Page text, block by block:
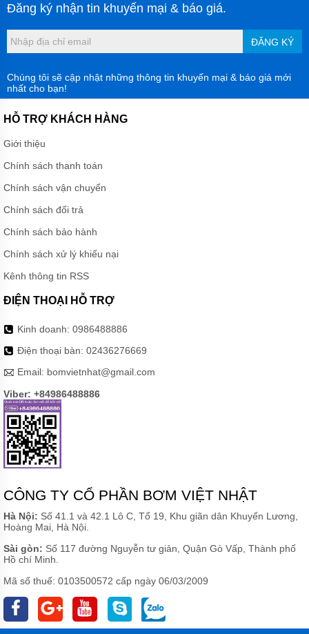
máy hút bụi trên xe ô tô làm 3 loại chính sau:
cầm tay, là dòng máy có công suất nhỏ, thiết kế nhỏ
gọn, linh hoạt dễ dàng di chuyển. Với giá thành khá rẻ,
là sản phẩm thích hợp với những người không có thời
gian mang xe đến tiệm để vệ sinh thường xuyên.
Nhưng dòng máy này có nhược điểm rất lớn là không
nên lực hút không được mạnh.
Máy hút bụi dân dụng là dòng máy hút bụi công nghiệp
bẩn. Ngoài ra, có công suất vừa phải giúp việc hút bụi
bẩn nhanh chóng, là sản phẩm không thể thiếu trong
dụng để hút bụi bẩn cứng đầu bám trên ghế da,....
Máy hút bụi chuyên nghiệp là dòng sản phẩm cao cấp
có từ 2 motor tới 3 motor, có công suất hút cực mạnh, là
dòng sản phẩm rất được các tiệm sửa xe chuyên
khách sạn,...
4. Kinh nghiệm mua máy hút bụi rửa
xe ô tô tốt nhất
Khi mua máy, bạn cần phải chú ý những điều sau đây:
Máy phải đầy đủ thông số kỹ thuật, tem nhãn mác đầy
đủ.
suất tương đương nhau, nên quý khách không cần
phải quan tâm.
Chọn thương hiệu uy tín hiện nay trên thị trường được
người sử dụng tin dùng.
Chọn nơi cung cấp uy tín được nhiều người đánh giá
5. Giá máy hút bụi xe ô tô cầm tay
bao nhiêu tiền
Đăng ký nhận tin khuyến mại & báo giá.
ĐĂNG KÝ
Chúng tôi sẽ cập nhật những thông tin khuyến mại & báo giá mới
nhất cho bạn!
HỖ TRỢ KHÁCH HÀNG
Giới thiệu
Chính sách thanh toán
Chính sách vận chuyển
Chính sách đổi trả
Chính sách bảo hành
Chính sách xử lý khiếu nại
Kênh thông tin RSS
ĐIỆN THOẠI HỖ TRỢ
Kinh doanh: 0986488886
Điện thoại bàn: 02436276669
Email: bomvietnhat@gmail.com
Viber: +84986488886
CÔNG TY CỔ PHẦN BƠM VIỆT NHẬT
Hà Nội: Số 41.1 và 42.1 Lô C, Tổ 19, Khu giãn dân Khuyến Lương,
Hoàng Mai, Hà Nội.
Sài gòn: Số 117 đường Nguyễn tư giản, Quận Gò Vấp, Thành phố
Hồ chí Minh.
Mã số thuế: 0103500572 cấp ngày 06/03/2009